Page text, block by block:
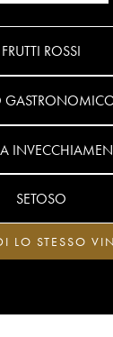
FRUTTI ROSSI
SETOSO
LO STESSO